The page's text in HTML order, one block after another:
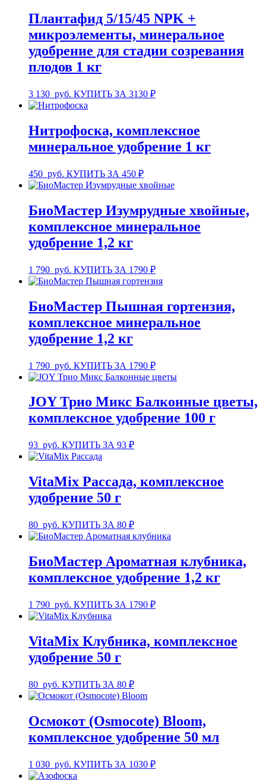
Плантафид 5/15/45 NPK +
микроэлементы, минеральное
удобрение для стадии созревания
плодов 1 кг
3 130 руб. КУПИТЬ ЗА 3130 ₽
Нитрофоска, комплексное
минеральное удобрение 1 кг
450 руб. КУПИТЬ ЗА 450 ₽
БиоМастер Изумрудные хвойные,
комплексное минеральное
удобрение 1,2 кг
1 790 руб. КУПИТЬ ЗА 1790 ₽
БиоМастер Пышная гортензия,
комплексное минеральное
удобрение 1,2 кг
1 790 руб. КУПИТЬ ЗА 1790 ₽
JOY Трио Микс Балконные цветы,
комплексное удобрение 100 г
93 руб. КУПИТЬ ЗА 93 ₽
VitaMix Рассада, комплексное
удобрение 50 г
80 руб. КУПИТЬ ЗА 80 ₽
БиоМастер Ароматная клубника,
комплексное удобрение 1,2 кг
1 790 руб. КУПИТЬ ЗА 1790 ₽
VitaMix Клубника, комплексное
удобрение 50 г
80 руб. КУПИТЬ ЗА 80 ₽
Осмокот (Osmocote) Bloom,
комплексное удобрение 50 мл
1 030 руб. КУПИТЬ ЗА 1030 ₽